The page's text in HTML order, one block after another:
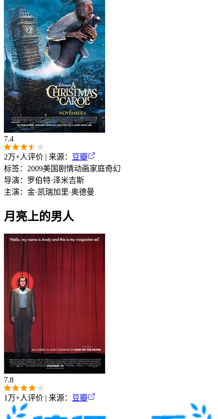
7.4
2万+人评价 | 来源：
豆瓣
标签： 2009美国 剧情动画家庭奇幻
导演： 罗伯特·泽米吉斯
主演： 金·凯瑞加里·奥德曼
月亮上的男人
7.8
1万+人评价 | 来源： 豆瓣